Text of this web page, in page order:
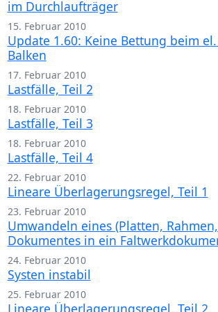
im Durchlaufträger
15. Februar 2010
Update 1.60: Keine Bettung beim
Balken
17. Februar 2010
Lastfälle, Teil 2
18. Februar 2010
Lastfälle, Teil 3
18. Februar 2010
Lastfälle, Teil 4
22. Februar 2010
Lineare Überlagerungsregel, Teil 1
23. Februar 2010
Umwandeln eines (Platten,
Dokumentes in ein
24. Februar 2010
Systen instabil
25. Februar 2010
Lineare Überlagerungsregel, Teil 2